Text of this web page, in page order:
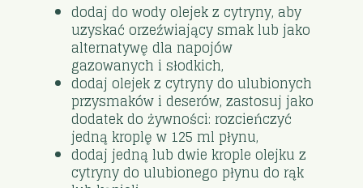
dodaj do wody olejek z cytryny, aby
uzyskać orzeźwiający smak lub jako
alternatywę dla napojów
gazowanych i słodkich,
dodaj olejek z cytryny do ulubionych
przysmaków i deserów, zastosuj jako
dodatek do żywności: rozcieńczyć
jedną kroplę w 125 ml płynu,
dodaj jedną lub dwie krople olejku z
cytryny do ulubionego płynu do rąk